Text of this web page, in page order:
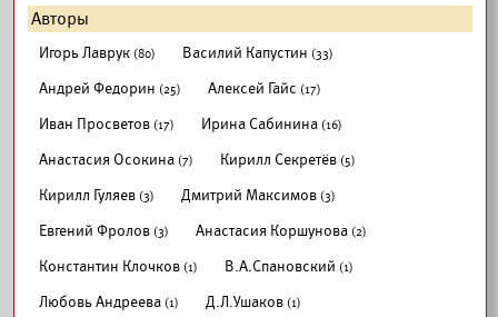
Авторы
Игорь Лаврук (80) Василий Капустин (33)
Андрей Федорин (25) Алексей Гайс (17)
Иван Просветов (17) Ирина Сабинина (16)
Анастасия Осокина (7) Кирилл Секретёв (5)
Кирилл Гуляев (3) Дмитрий Максимов (3)
Евгений Фролов (3) Анастасия Коршунова (2)
Константин Клочков (1) В.А.Спановский (1)
Любовь Андреева (1) Д.Л.Ушаков (1)